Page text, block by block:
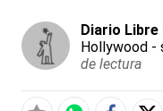
Diario Libre
Hollywood -
de lectura